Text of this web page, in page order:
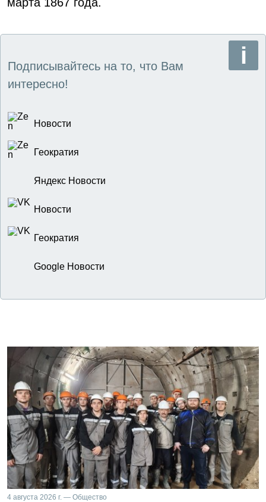
Подписывайтесь на то, что Вам
интересно!
Новости
Геократия
Яндекс Новости
Новости
Геократия
Google Новости
4 августа 2026 г. — Общество